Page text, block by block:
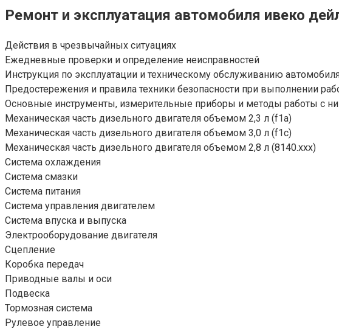
Ремонт и эксплуатация автомобиля ивеко
Действия в чрезвычайных ситуациях
Ежедневные проверки и определение неисправностей
Инструкция по эксплуатации и техническому обслуживанию
Предостережения и правила техники безопасности при выполнении
Основные инструменты, измерительные приборы и методы работы с
Механическая часть дизельного двигателя объемом 2,3 л (f1a)
Механическая часть дизельного двигателя объемом 3,0 л (f1с)
Механическая часть дизельного двигателя объемом 2,8 л (8140.ххх)
Система охлаждения
Система смазки
Система питания
Система управления двигателем
Система впуска и выпуска
Электрооборудование двигателя
Сцепление
Коробка передач
Приводные валы и оси
Подвеска
Тормозная система
Рулевое управление